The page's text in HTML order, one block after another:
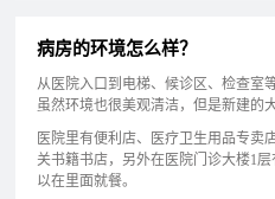
病房的环境怎么样？
从医院入口到电梯、候诊区、检查室
虽然环境也很美观清洁，但是新建的
医院里有便利店、医疗卫生用品专卖
关书籍书店，另外在医院门诊大楼1
以在里面就餐。